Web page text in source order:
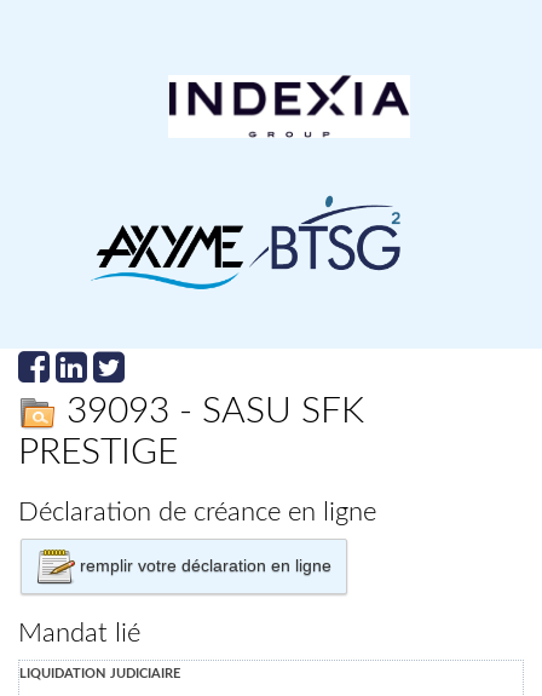
39093 - SASU SFK
PRESTIGE
Déclaration de créance en ligne
remplir votre déclaration en ligne
Mandat lié
liquidation judiciaire